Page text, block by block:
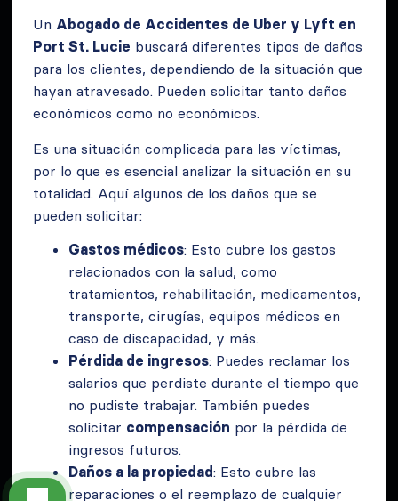
Un Abogado de Accidentes de Uber y Lyft en
Port St. Lucie buscará diferentes tipos de daños
para los clientes, dependiendo de la situación que
hayan atravesado. Pueden solicitar tanto daños
económicos como no económicos.
Es una situación complicada para las víctimas,
por lo que es esencial analizar la situación en su
totalidad. Aquí algunos de los daños que se
pueden solicitar:
Gastos médicos: Esto cubre los gastos
relacionados con la salud, como
tratamientos, rehabilitación, medicamentos,
transporte, cirugías, equipos médicos en
caso de discapacidad, y más.
Pérdida de ingresos: Puedes reclamar los
salarios que perdiste durante el tiempo que
no pudiste trabajar. También puedes
solicitar compensación por la pérdida de
ingresos futuros.
Daños a la propiedad: Esto cubre las
reparaciones o el reemplazo de cualquier